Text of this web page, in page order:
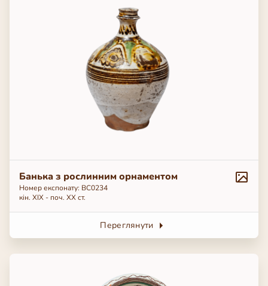
Банька з рослинним орнаментом
Номер експонату: ВС0234
кін. ХІХ - поч. ХХ ст.
Переглянути